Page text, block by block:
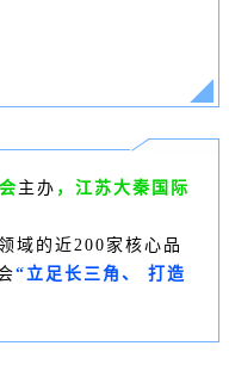
主办 ，江苏大秦国际
域的近200家核心品
“立足长三角、 打造